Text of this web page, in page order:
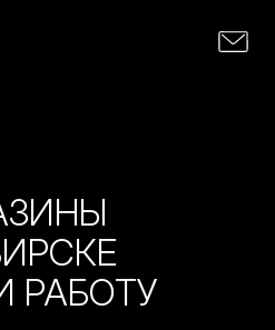
РАБОТУ